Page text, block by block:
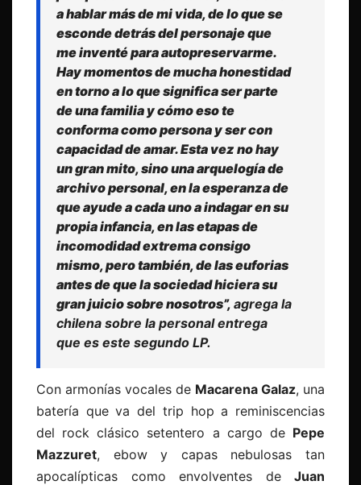
a hablar más de mi vida, de lo que se
esconde detrás del personaje que
me inventé para autopreservarme.
Hay momentos de mucha honestidad
en torno a lo que significa ser parte
de una familia y cómo eso te
conforma como persona y ser con
capacidad de amar. Esta vez no hay
un gran mito, sino una arquelogía de
archivo personal, en la esperanza de
que ayude a cada uno a indagar en su
propia infancia, en las etapas de
incomodidad extrema consigo
mismo, pero también, de las euforias
antes de que la sociedad hiciera su
gran juicio sobre nosotros”, agrega la
chilena sobre la personal entrega
que es este segundo LP.
Con armonías vocales de Macarena Galaz, una
batería que va del trip hop a reminiscencias
del rock clásico setentero a cargo de Pepe
Mazzuret, ebow y capas nebulosas tan
apocalípticas como envolventes de Juan